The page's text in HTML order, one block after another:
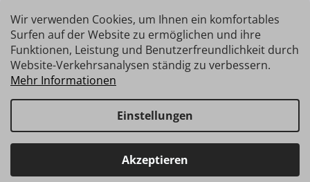
Wir verwenden Cookies, um Ihnen ein komfortables
Surfen auf der Website zu ermöglichen und ihre
Funktionen, Leistung und Benutzerfreundlichkeit durch
Website-Verkehrsanalysen ständig zu verbessern.
Mehr Informationen
Einstellungen
Akzeptieren
Haben Sie Fragen? Wir stehen Ihnen gerne zur Verfügung →
schnelle Verbindung: info@insz.at
Erstellt von Shoptet
Copyright 2026INSIZE | MESSTECHNIK. Alle Rechte
vorbehalten.